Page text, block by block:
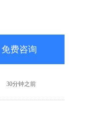
5分钟之前
30分钟之前